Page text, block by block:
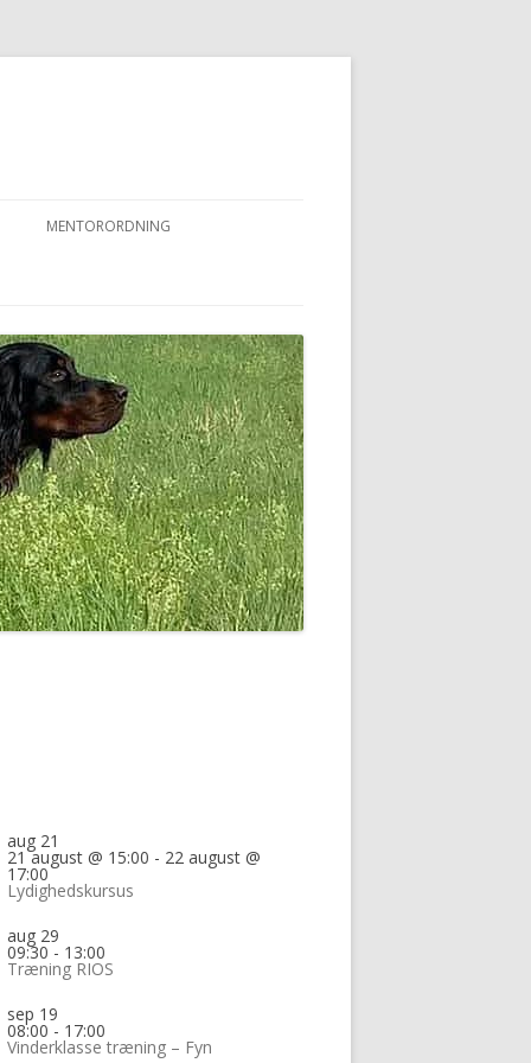
MENTORORDNING
aug 21
21 august @ 15:00 - 22 august @
17:00
Lydighedskursus
aug 29
09:30 - 13:00
Træning RIOS
sep 19
08:00 - 17:00
Vinderklasse træning – Fyn